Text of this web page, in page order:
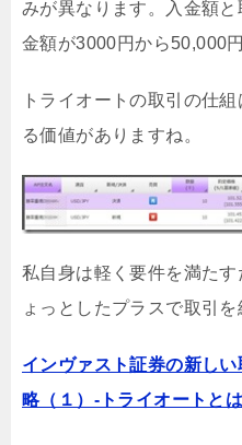
みが異なります。入金額
金額が3000円から50,000
トライオートの取引の仕
る価値がありますね。
私自身は軽く要件を満た
ょっとしたプラスで取引を
インヴァスト証券の新し
略（１）-トライオートと